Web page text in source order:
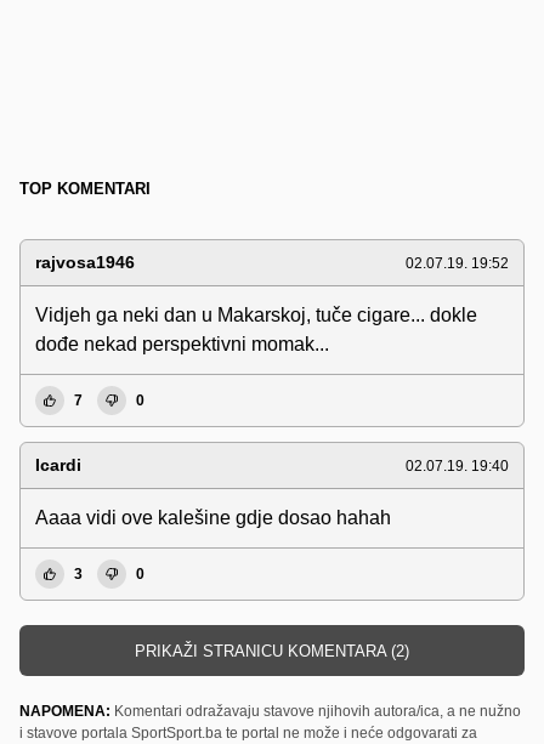
TOP KOMENTARI
rajvosa1946 02.07.19. 19:52
Vidjeh ga neki dan u Makarskoj, tuče cigare... dokle
dođe nekad perspektivni momak...
7 0
Icardi 02.07.19. 19:40
Aaaa vidi ove kalešine gdje dosao hahah
3 0
PRIKAŽI STRANICU KOMENTARA (2)
NAPOMENA: Komentari odražavaju stavove njihovih autora/ica, a ne nužno
i stavove portala SportSport.ba te portal ne može i neće odgovarati za